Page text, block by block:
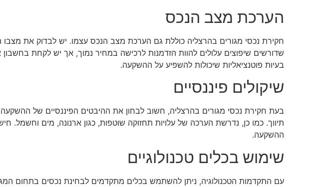
הערכת מצב הנכס
חקירת נכסי מגורים בהרצליה כוללת גם הערכת מצב הנכס עצמו. יש לבדוק את
שדורשים שיפוצים עלולים להוות הזדמנות לרכישה במחיר נמוך, אך יש לקחת
בעיות פוטנציאליות שיכולות להשפיע על ההשקעה.
שיקולים פיננסיים
בעת חקירת נכסי מגורים בהרצליה, חשוב לבחון את ההיבטים הפיננסיים של
תיווך. כמו כן, נדרשת הערכה של עלויות תחזוקה שוטפות, כגון ארנונה, מים
ההשקעה.
שימוש בכלים טכנולוגיים
עם התקדמות הטכנולוגיה, ניתן להשתמש בכלים מתקדמים לבחינת נכסים בתחום